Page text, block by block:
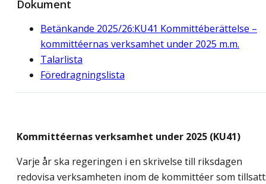
Dokument
Betänkande 2025/26:KU41 Kommittéberättelse –
kommittéernas verksamhet under 2025 m.m.
Talarlista
Föredragningslista
Kommittéernas verksamhet under 2025 (KU41)
Varje år ska regeringen i en skrivelse till riksdagen
redovisa verksamheten inom de kommittéer som